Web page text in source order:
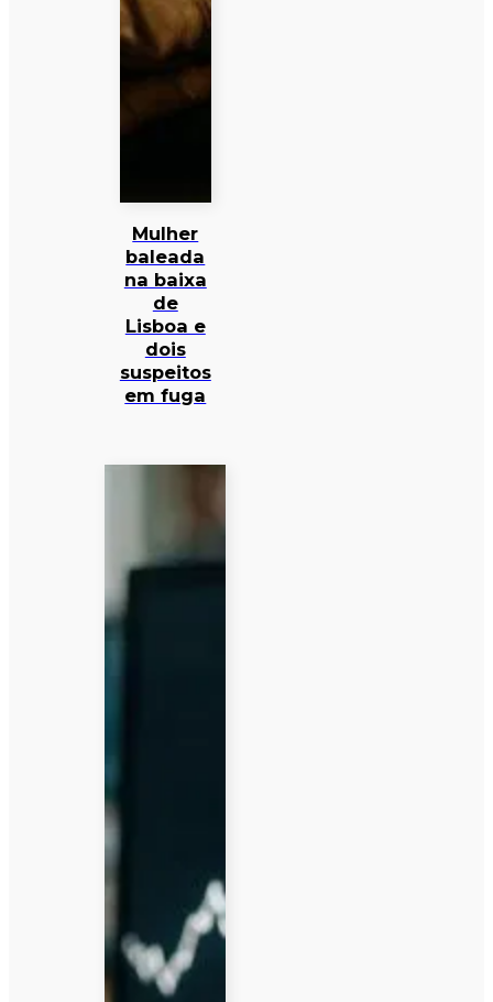
Mulher
baleada
na baixa
de
Lisboa e
dois
suspeitos
em fuga